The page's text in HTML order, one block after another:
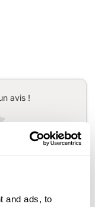
and ads, to
avis !